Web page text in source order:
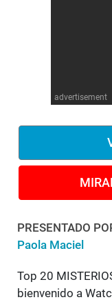
advertisement
PRESENTADO
Paola Maciel
Top 20
bienvenido a